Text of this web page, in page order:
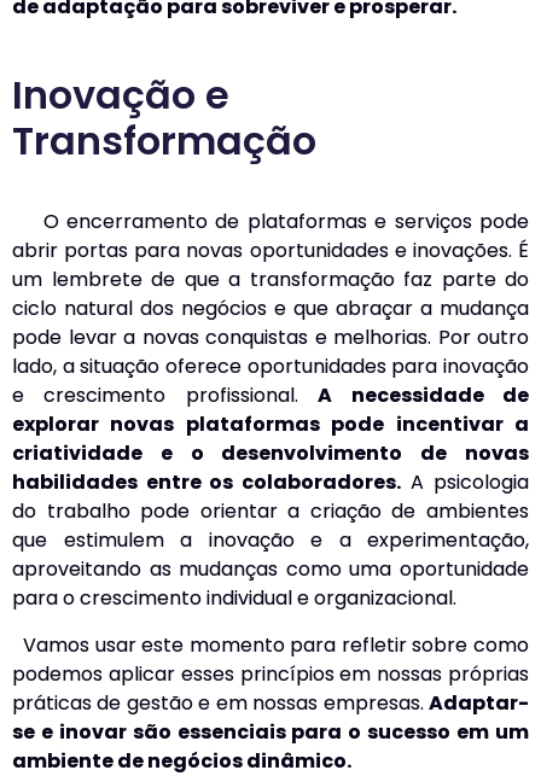
de adaptação para sobreviver e prosperar.
Inovação e
Transformação
O encerramento de plataformas e serviços pode
abrir portas para novas oportunidades e inovações. É
um lembrete de que a transformação faz parte do
ciclo natural dos negócios e que abraçar a mudança
pode levar a novas conquistas e melhorias. Por outro
lado, a situação oferece oportunidades para inovação
e crescimento profissional. A necessidade de
explorar novas plataformas pode incentivar a
criatividade e o desenvolvimento de novas
habilidades entre os colaboradores. A psicologia
do trabalho pode orientar a criação de ambientes
que estimulem a inovação e a experimentação,
aproveitando as mudanças como uma oportunidade
para o crescimento individual e organizacional.
Vamos usar este momento para refletir sobre como
podemos aplicar esses princípios em nossas próprias
práticas de gestão e em nossas empresas. Adaptar-
se e inovar são essenciais para o sucesso em um
ambiente de negócios dinâmico.